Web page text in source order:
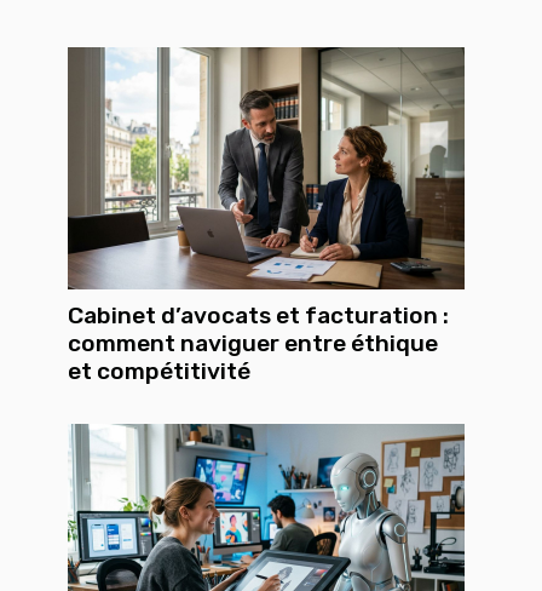
Cabinet d’avocats et facturation :
comment naviguer entre éthique
et compétitivité